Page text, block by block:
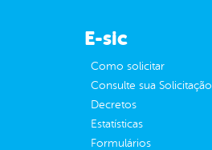
E-sic
Como solicitar
Consulte sua Solicitação
Decretos
Estatísticas
Formulários